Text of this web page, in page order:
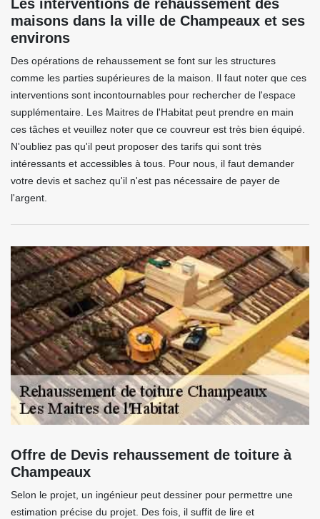
Les interventions de rehaussement des
maisons dans la ville de Champeaux et ses
environs
Des opérations de rehaussement se font sur les structures
comme les parties supérieures de la maison. Il faut noter que ces
interventions sont incontournables pour rechercher de l'espace
supplémentaire. Les Maitres de l'Habitat peut prendre en main
ces tâches et veuillez noter que ce couvreur est très bien équipé.
N'oubliez pas qu'il peut proposer des tarifs qui sont très
intéressants et accessibles à tous. Pour nous, il faut demander
votre devis et sachez qu'il n'est pas nécessaire de payer de
l'argent.
Offre de Devis rehaussement de toiture à
Champeaux
Selon le projet, un ingénieur peut dessiner pour permettre une
estimation précise du projet. Des fois, il suffit de lire et